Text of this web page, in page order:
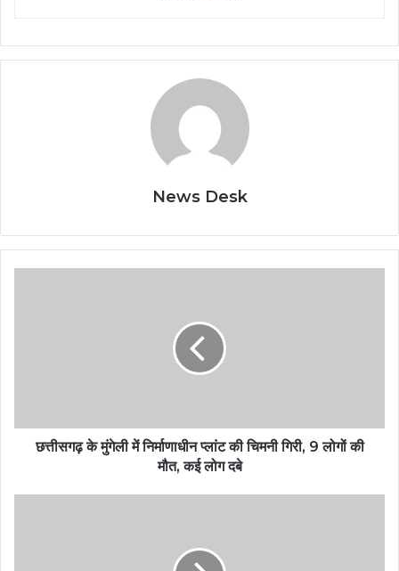
News Desk
छत्तीसगढ़ के मुंगेली में निर्माणाधीन प्लांट की चिमनी गिरी, 9 लोगों की
मौत, कई लोग दबे